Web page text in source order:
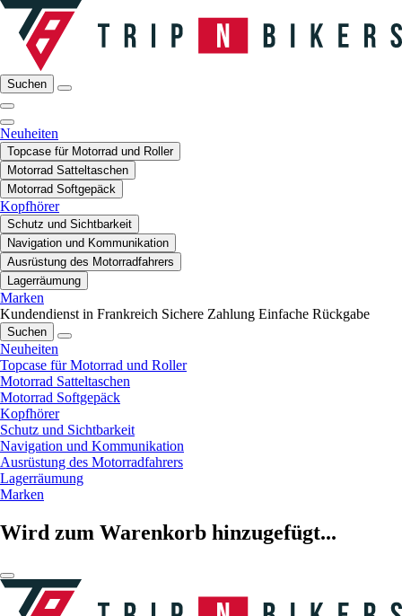
Suchen
Neuheiten
Topcase für Motorrad und Roller
Motorrad Satteltaschen
Motorrad Softgepäck
Kopfhörer
Schutz und Sichtbarkeit
Navigation und Kommunikation
Ausrüstung des Motorradfahrers
Lagerräumung
Marken
Kundendienst in Frankreich Sichere Zahlung Einfache Rückgabe
Suchen
Neuheiten
Topcase für Motorrad und Roller
Motorrad Satteltaschen
Motorrad Softgepäck
Kopfhörer
Schutz und Sichtbarkeit
Navigation und Kommunikation
Ausrüstung des Motorradfahrers
Lagerräumung
Marken
Wird zum Warenkorb hinzugefügt...